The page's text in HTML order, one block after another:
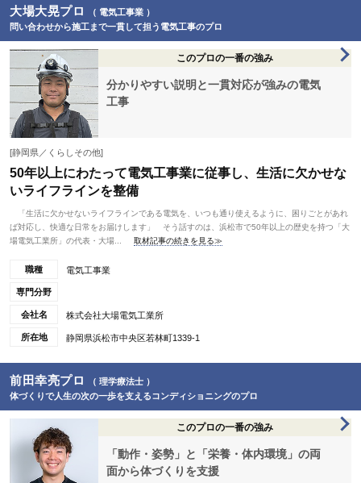
大場大晃プロ
（ 電気工事業 ）
問い合わせから施工まで一貫して担う電気工事のプロ
このプロの一番の強み
分かりやすい説明と一貫対応が強みの電気
工事
[静岡県／くらしその他]
50年以上にわたって電気工事業に従事し、生活に欠かせな
いライフラインを整備
「生活に欠かせないライフラインである電気を、いつも通り使えるように、困りごとがあれ
ば対応し、快適な日常をお届けします」 そう話すのは、浜松市で50年以上の歴史を持つ「大
場電気工業所」の代表・大場...
取材記事の続きを見る≫
職種 電気工事業
専門分野
会社名 株式会社大場電気工業所
所在地 静岡県浜松市中央区若林町1339-1
前田幸亮プロ
（ 理学療法士 ）
体づくりで人生の次の一歩を支えるコンディショニングのプロ
このプロの一番の強み
「動作・姿勢」と「栄養・体内環境」の両
面から体づくりを支援